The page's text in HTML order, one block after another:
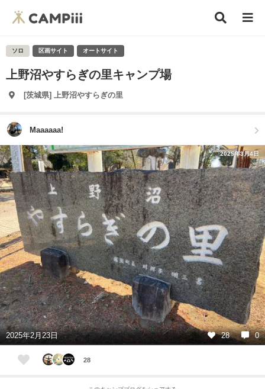
ソロ 区画サイト オートサイト
上野沼やすらぎの里キャンプ場
[茨城県] 上野沼やすらぎの里
Maaaaaa!
2025年3月4日
2025年2月23日 28 0
28